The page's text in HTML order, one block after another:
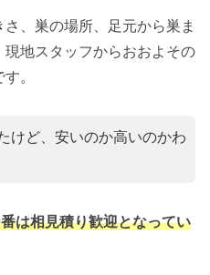
、巣の場所、足元から巣ま
地スタッフからおおよその
。
けど、安いのか高いのかわ
は相見積り歓迎となってい